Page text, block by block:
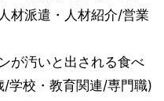
材派遣・人材紹介/営業
が汚いと出される食べ
学校・教育関連/専門職)